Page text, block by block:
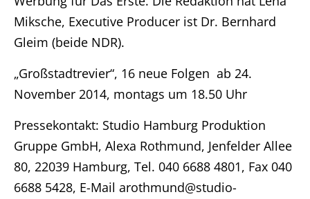
Miksche, Executive Producer ist Dr. Bernhard
Gleim (beide NDR).
„Großstadtrevier“, 16 neue Folgen ab 24.
November 2014, montags um 18.50 Uhr
Pressekontakt: Studio Hamburg Produktion
Gruppe GmbH, Alexa Rothmund, Jenfelder Allee
80, 22039 Hamburg, Tel. 040 6688 4801, Fax 040
6688 5428, E-Mail arothmund@studio-
DE